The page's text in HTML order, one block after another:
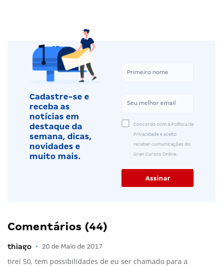
Cadastre-se e
receba as
notícias em
destaque da
semana, dicas,
novidades e
muito mais.
Concordo com a Política de
Privacidade e aceito
receber comunicações do
Gran Cursos Online.
Comentários (44)
thiago • 20 de Maio de 2017
tirei 50, tem possibilidades de eu ser chamado para a